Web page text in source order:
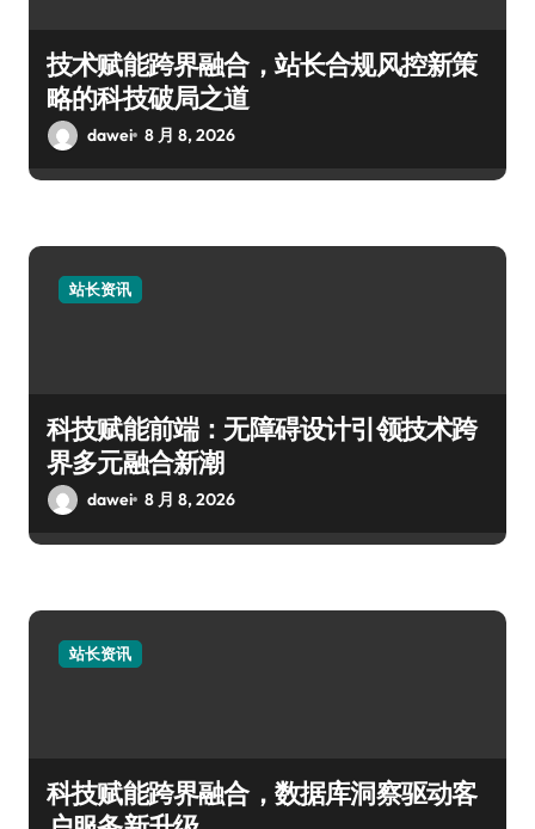
技术赋能跨界融合，站长合规风控新策
略的科技破局之道
dawei 8 月 8, 2026
站长资讯
科技赋能前端：无障碍设计引领技术跨
界多元融合新潮
dawei 8 月 8, 2026
站长资讯
科技赋能跨界融合，数据库洞察驱动客